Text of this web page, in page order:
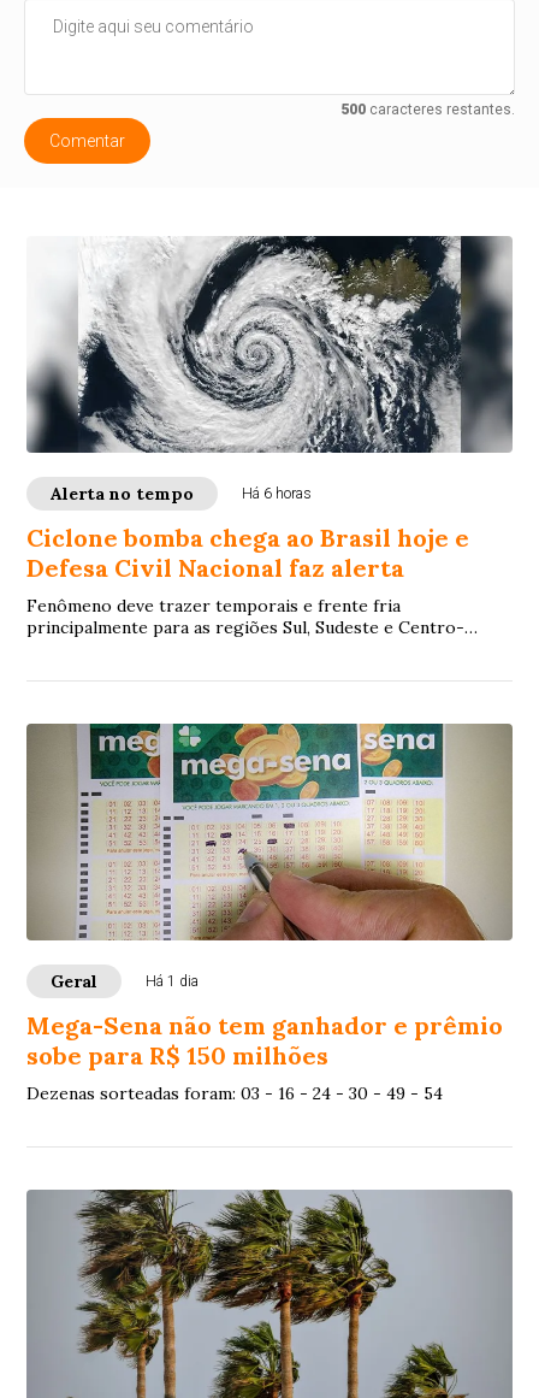
500caracteres restantes.
Comentar
Alerta no tempo Há 6 horas
Ciclone bomba chega ao Brasil hoje e
Defesa Civil Nacional faz alerta
Fenômeno deve trazer temporais e frente fria
principalmente para as regiões Sul, Sudeste e Centro-
Geral Há 1 dia
Mega-Sena não tem ganhador e prêmio
sobe para R$ 150 milhões
Dezenas sorteadas foram: 03 - 16 - 24 - 30 - 49 - 54